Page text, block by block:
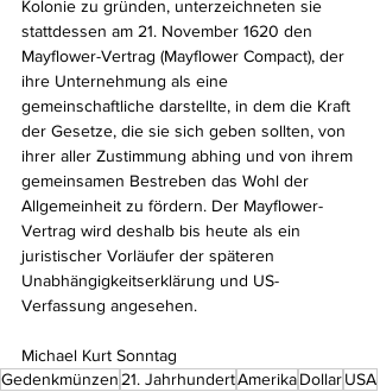
Kolonie zu gründen, unterzeichneten sie
stattdessen am 21. November 1620 den
Mayflower-Vertrag (Mayflower Compact), der
ihre Unternehmung als eine
gemeinschaftliche darstellte, in dem die Kraft
der Gesetze, die sie sich geben sollten, von
ihrer aller Zustimmung abhing und von ihrem
gemeinsamen Bestreben das Wohl der
Allgemeinheit zu fördern. Der Mayflower-
Vertrag wird deshalb bis heute als ein
juristischer Vorläufer der späteren
Unabhängigkeitserklärung und US-
Verfassung angesehen.
Michael Kurt Sonntag
Gedenkmünzen 21. JahrhundertAmerikaDollarUSA